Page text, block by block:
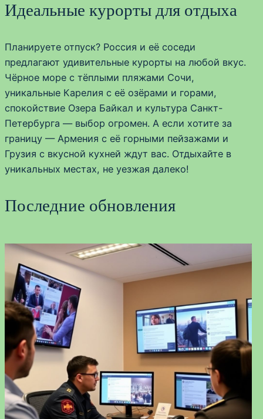
Идеальные курорты для отдыха
Планируете отпуск? Россия и её соседи
предлагают удивительные курорты на любой вкус.
Чёрное море с тёплыми пляжами Сочи,
уникальные Карелия с её озёрами и горами,
спокойствие Озера Байкал и культура Санкт-
Петербурга — выбор огромен. А если хотите за
границу — Армения с её горными пейзажами и
Грузия с вкусной кухней ждут вас. Отдыхайте в
уникальных местах, не уезжая далеко!
Последние обновления